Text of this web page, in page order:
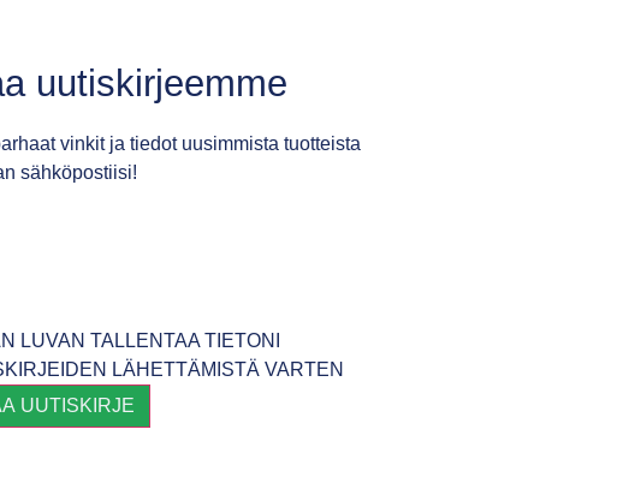
uutiskirjeemme
vinkit ja tiedot uusimmista tuotteista
sähköpostiisi!
LUVAN TALLENTAA TIETONI
LÄHETTÄMISTÄ VARTEN
UUTISKIRJE